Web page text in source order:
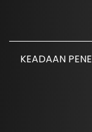
KEADAAN